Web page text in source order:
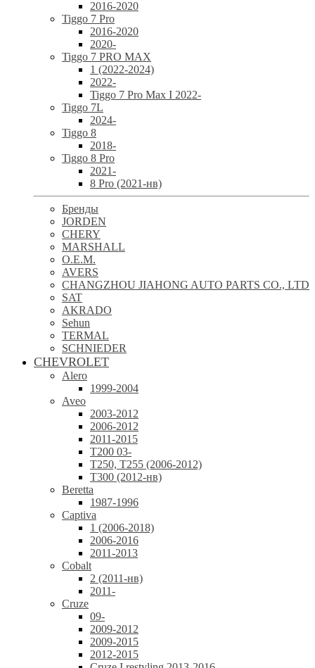
2016-2020
Tiggo 7 Pro
2016-2020
2020-
Tiggo 7 PRO MAX
1 (2022-2024)
2022-
Tiggo 7 Pro Max I 2022-
Tiggo 7L
2024-
Tiggo 8
2018-
Tiggo 8 Pro
2021-
8 Pro (2021-нв)
Бренды
JORDEN
CHERY
MARSHALL
O.E.M.
AVERS
CHANGZHOU JIAHONG AUTO PARTS CO., LTD
SAT
AKRADO
Sehun
TERMAL
SCHNIEDER
CHEVROLET
Alero
1999-2004
Aveo
2003-2012
2006-2012
2011-2015
T200 03-
T250, T255 (2006-2012)
T300 (2012-нв)
Beretta
1987-1996
Captiva
1 (2006-2018)
2006-2016
2011-2013
Cobalt
2 (2011-нв)
2011-
Cruze
09-
2009-2012
2009-2015
2012-2015